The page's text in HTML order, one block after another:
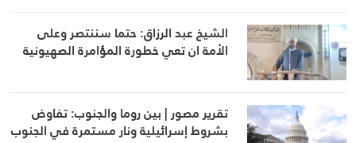
الشيخ عبد الرزاق: حتما سننتصر وعلى
الأمة ان تعي خطورة المؤامرة الصهيونية
تقرير مصور | بين روما والجنوب: تفاوض
بشروط إسرائيلية ونار مستمرة في الجنوب